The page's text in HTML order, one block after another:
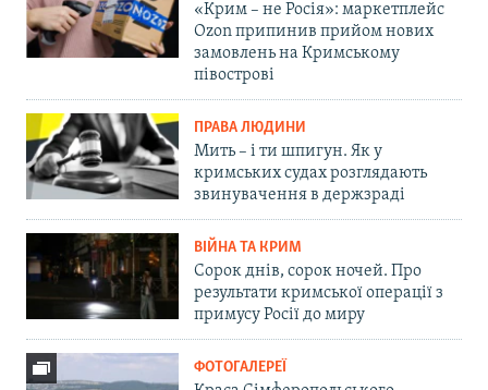
«Крим – не Росія»: маркетплейс
Ozon припинив прийом нових
замовлень на Кримському
півострові
ПРАВА ЛЮДИНИ
Мить – і ти шпигун. Як у
кримських судах розглядають
звинувачення в держзраді
ВІЙНА ТА КРИМ
Сорок днів, сорок ночей. Про
результати кримської операції з
примусу Росії до миру
ФОТОГАЛЕРЕЇ